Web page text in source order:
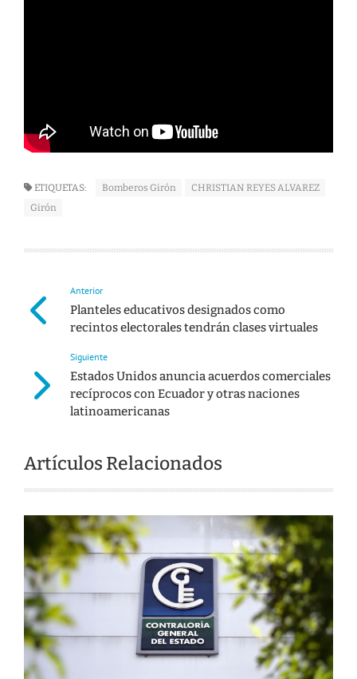
ETIQUETAS: Bomberos Girón
CHRISTIAN REYES ALVAREZ
Girón
Anterior
Planteles educativos designados como
recintos electorales tendrán clases virtuales
Siguiente
Estados Unidos anuncia acuerdos comerciales
recíprocos con Ecuador y otras naciones
latinoamericanas
Artículos Relacionados